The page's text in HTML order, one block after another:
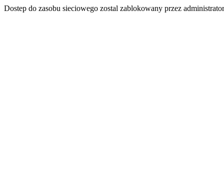
Dostep do zasobu sieciowego zostal zablokowany przez